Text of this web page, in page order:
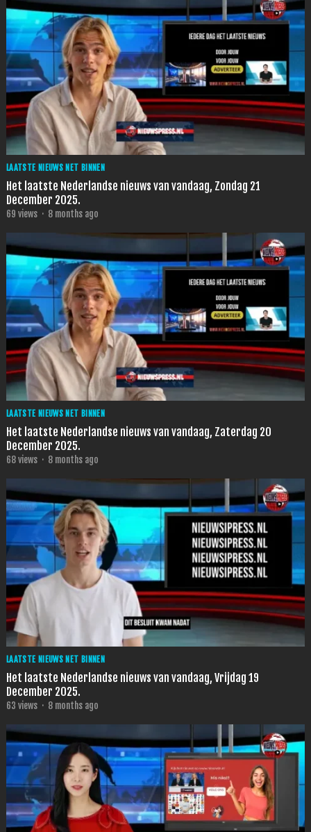
LAATSTE NIEUWS NET BINNEN
Het laatste Nederlandse nieuws van vandaag, Zondag 21
December 2025.
69 views · 8 months ago
LAATSTE NIEUWS NET BINNEN
Het laatste Nederlandse nieuws van vandaag, Zaterdag 20
December 2025.
68views · 8 months ago
LAATSTE NIEUWS NET BINNEN
Het laatste Nederlandse nieuws van vandaag, Vrijdag 19
December 2025.
63 views · 8 months ago